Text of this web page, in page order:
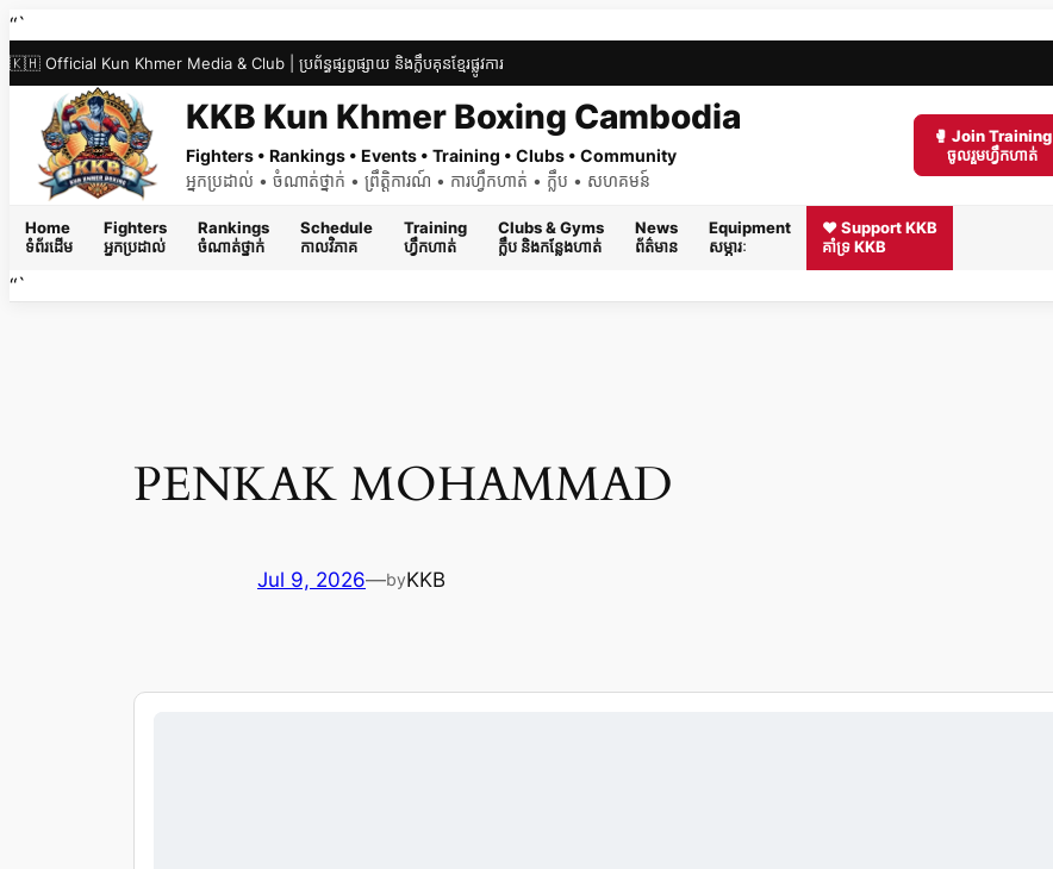
Skip
to
content
“`
🇰🇭 Official Kun Khmer Media & Club | ប្រព័ន្ធផ្សព្វផ្សាយ និងក្លឹបគុនខ្មែរផ្លូវការ
KKB Kun Khmer Boxing Cambodia
Fighters • Rankings • Events • Training • Clubs • Community
អ្នកប្រដាល់ • ចំណាត់ថ្នាក់ • ព្រឹត្តិការណ៍ • ការហ្វឹកហាត់ • ក្លឹប • សហគមន៍
🥊 Join Training
ចូលរួមហ្វឹកហាត់
Home
ទំព័រដើម
Fighters
អ្នកប្រដាល់
Rankings
ចំណាត់ថ្នាក់
Schedule
កាលវិភាគ
Training
ហ្វឹកហាត់
Clubs & Gyms
ក្លឹប និងកន្លែងហាត់
News
ព័ត៌មាន
Equipment
សម្ភារៈ
❤️ Support KKB
គាំទ្រ KKB
“`
PENKAK MOHAMMAD
Jul 9, 2026—byKKB